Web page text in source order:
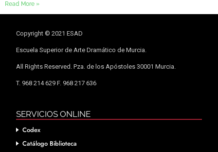
Read More »
Copyright © 2021 ESAD
Escuela Superior de Arte Dramático de Murcia.
All Rights Reserved. Pza. de los Apóstoles 30001 Murcia.
T. 968 214 629 F. 968 217 636
SERVICIOS ONLINE
Codex
Catálogo Biblioteca